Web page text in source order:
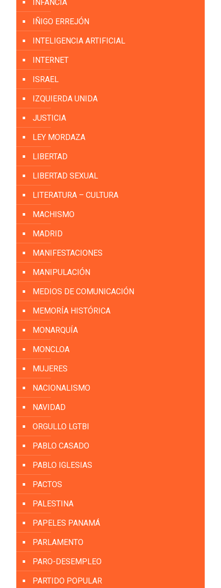
INFANCIA
IÑIGO ERREJÓN
INTELIGENCIA ARTIFICIAL
INTERNET
ISRAEL
IZQUIERDA UNIDA
JUSTICIA
LEY MORDAZA
LIBERTAD
LIBERTAD SEXUAL
LITERATURA – CULTURA
MACHISMO
MADRID
MANIFESTACIONES
MANIPULACIÓN
MEDIOS DE COMUNICACIÓN
MEMORÍA HISTÓRICA
MONARQUÍA
MONCLOA
MUJERES
NACIONALISMO
NAVIDAD
ORGULLO LGTBI
PABLO CASADO
PABLO IGLESIAS
PACTOS
PALESTINA
PAPELES PANAMÁ
PARLAMENTO
PARO-DESEMPLEO
PARTIDO POPULAR